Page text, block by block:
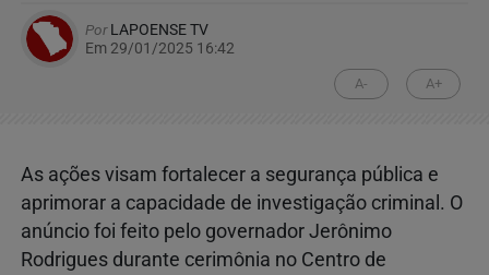
PorLAPOENSE TV
Em 29/01/2025 16:42
A- A+
As ações visam fortalecer a segurança pública e
aprimorar a capacidade de investigação criminal. O
anúncio foi feito pelo governador Jerônimo
Rodrigues durante cerimônia no Centro de